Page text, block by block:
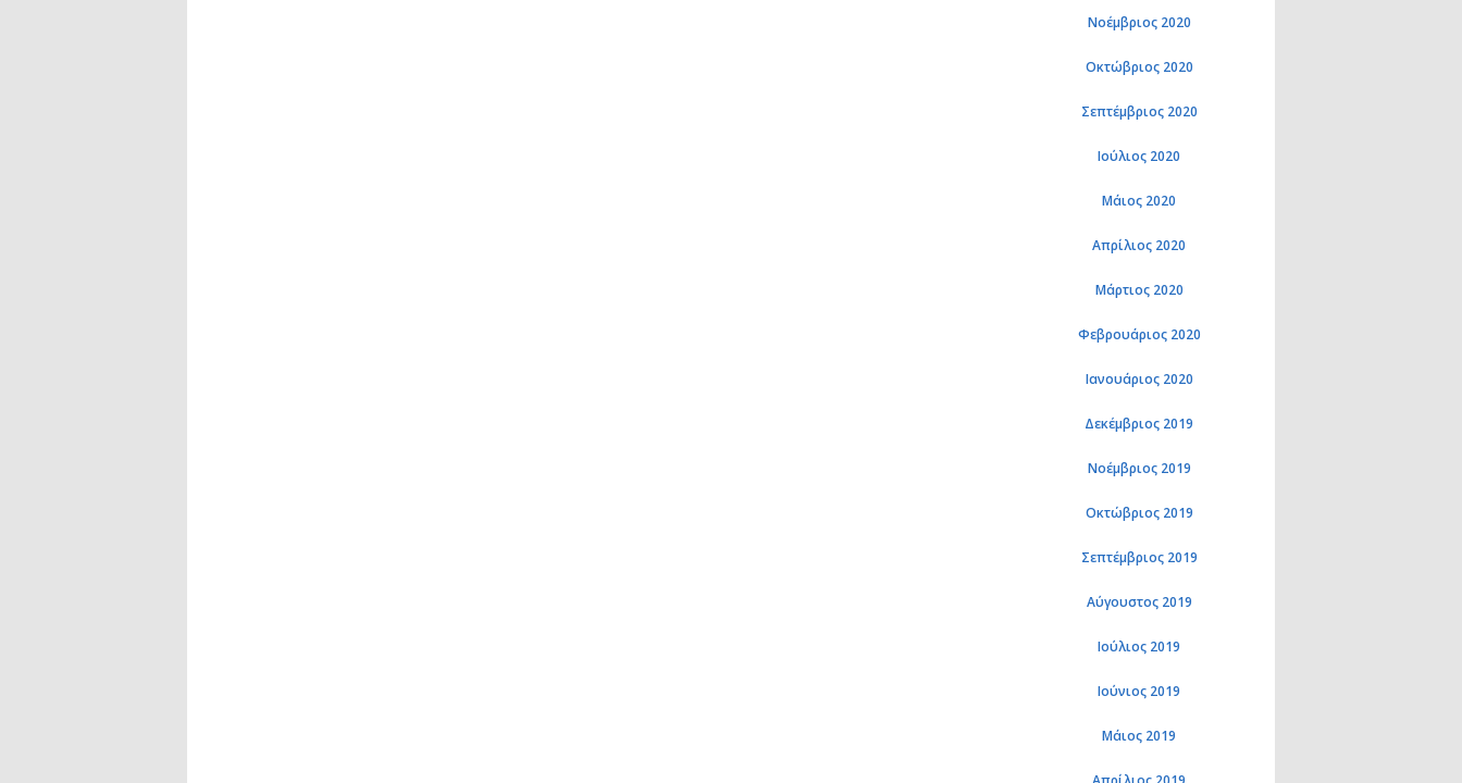
Νοέμβριος 2020
Οκτώβριος 2020
Σεπτέμβριος 2020
Ιούλιος 2020
Μάιος 2020
Απρίλιος 2020
Μάρτιος 2020
Φεβρουάριος 2020
Ιανουάριος 2020
Δεκέμβριος 2019
Νοέμβριος 2019
Οκτώβριος 2019
Σεπτέμβριος 2019
Αύγουστος 2019
Ιούλιος 2019
Ιούνιος 2019
Μάιος 2019